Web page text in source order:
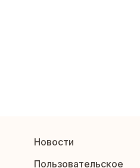
Новости
Пользовательское